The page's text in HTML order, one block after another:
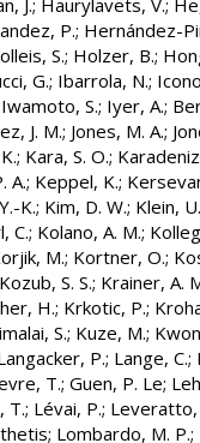
J.; Haurylavets, V.;
P.; Hernández-
S.; Holzer, B.;
G.; Ibarrola, N.;
Iwamoto, S.; Iyer, A.;
J. M.; Jones, M. A.;
; Kara, S. O.;
A.; Keppel, K.;
K.; Kim, D. W.; Klein, U.
C.; Kolano, A. M.;
M.; Kortner, O.;
Kozub, S. S.; Krainer, A.
H.; Krkotic, P.;
S.; Kuze, M.;
P.; Lange, C.;
T.; Guen, P. Le;
T.; Lévai, P.; Leveratto,
; Lombardo, M. P.;